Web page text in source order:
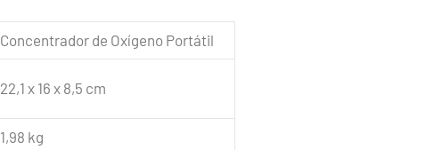
Concentrador de Oxígeno Portátil
22,1 x 16 x 8,5 cm
1,98 kg